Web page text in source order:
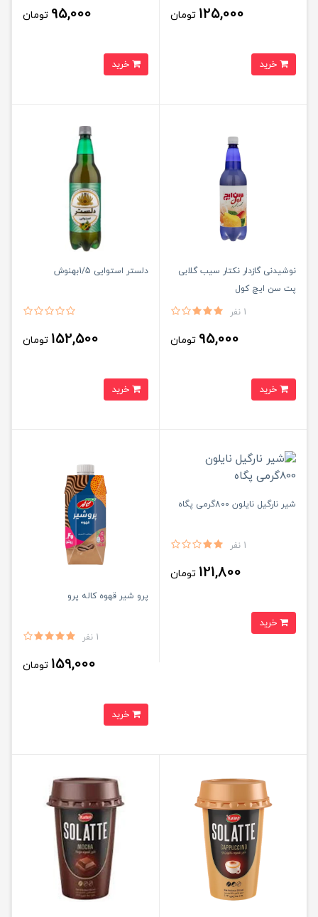
125,000 تومان 95,000 تومان
نوشیدنی گازدار نکتار سیب گلابی
پت سن ایچ کول
1 نفر
95,000 تومان
دلستر استوایی 1/5بهنوش
152,500 تومان
شیر نارگیل نایلون 800گرمی پگاه
1 نفر
121,800 تومان
پرو شیر قهوه کاله پرو
1 نفر
159,000 تومان